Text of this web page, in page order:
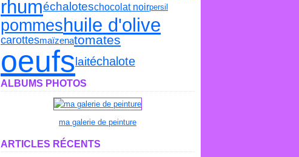
rhuméchaloteschocolat noirpersil
pommeshuile d'olive
carottesmaïzenatomates
oeufslaitéchalote
ALBUMS PHOTOS
ma galerie de peinture
ARTICLES RÉCENTS